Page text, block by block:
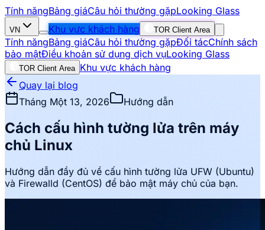
Tính năngBảng giáCâu hỏi thường gặpLooking Glass
VN Khu vực khách hàng TOR Client Area
Tính năngBảng giáCâu hỏi thường gặpĐối tácChính sách
bảo mậtĐiều khoản sử dụng dịch vụLooking Glass
TOR Client Area Khu vực khách hàng
Quay lại blog
Tháng Một 13, 2026
Hướng dẫn
Cách cấu hình tường lửa trên máy
chủ Linux
Hướng dẫn đầy đủ về cấu hình tường lửa UFW (Ubuntu)
và Firewalld (CentOS) để bảo mật máy chủ của bạn.